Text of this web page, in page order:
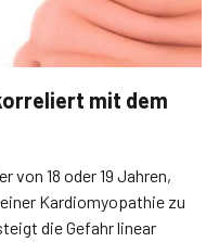
mit dem
von 18 oder 19 Jahren,
Kardiomyopathie zu
die Gefahr linear